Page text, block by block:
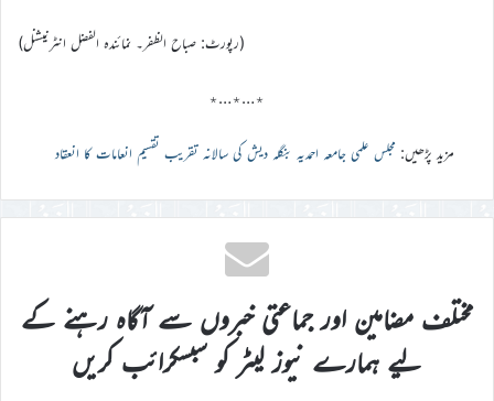
(رپورٹ: صباح الظفر۔ نمائندہ الفضل انٹرنیشنل)
٭…٭…٭
مزید پڑھیں: مجلس علمی جامعہ احمدیہ بنگلہ دیش کی سالانہ تقریب تقسیم انعامات کا انعقاد
مختلف مضامین اور جماعتی خبروں سے آگاہ رہنے کے
لیے ہمارے نیوز لیٹر کو سبسکرائب کریں